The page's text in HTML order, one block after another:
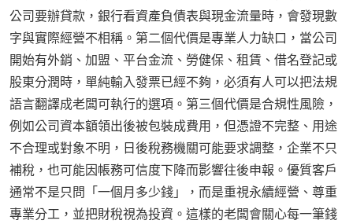
公司要辦貸款，銀行看資產負債表與現金流量時，會發現數
字與實際經營不相稱。第二個代價是專業人力缺口，當公司
開始有外銷、加盟、平台金流、勞健保、租賃、借名登記或
股東分潤時，單純輸入發票已經不夠，必須有人可以把法規
語言翻譯成老闆可執行的選項。第三個代價是合規性風險，
例如公司資本額領出後被包裝成費用，但憑證不完整、用途
不合理或對象不明，日後稅務機關可能要求調整，企業不只
補稅，也可能因帳務可信度下降而影響往後申報。優質客戶
通常不是只問「一個月多少錢」，而是重視永續經營、尊重
專業分工，並把財稅視為投資。這樣的老闆會關心每一筆錢